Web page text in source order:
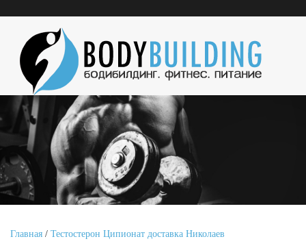
Главная / Тестостерон Ципионат доставка Николаев